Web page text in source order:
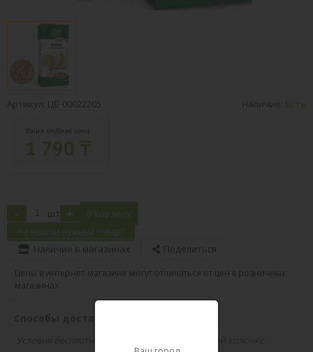
Артикул: ЦБ-00022205 Наличие: Есть
Ваша клубная цена:
- шт + В корзину
Не нашли нужный товар?
Наличие в магазинах Поделиться
Цены в интернет-магазине могут отличаться от цен в розничных
магазинах.